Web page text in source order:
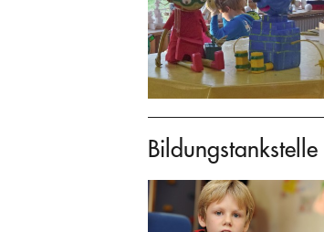
Bildungstankstelle